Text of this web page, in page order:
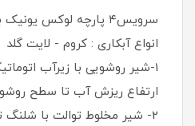
سرویس٤ پارچه لوكس یونیک با آبکاری کروم
انواع آبکاری : کروم - لایت گلد
1-شیر روشویی با زیرآب اتوماتیک :
ارتفاع ريزش آب تا سطح روشويى 8
2- شیر مخلوط توالت با شلنگ توالت پرلاتوری